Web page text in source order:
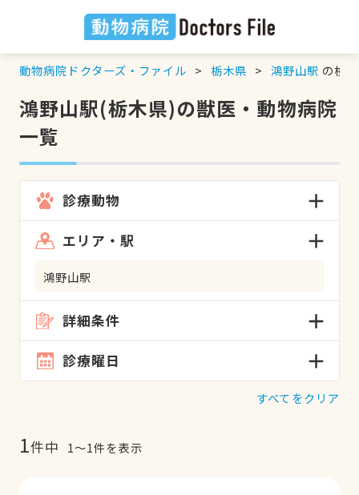
動物病院ドクターズ・ファイル 栃木県 鴻野山駅 の検
鴻野山駅(栃木県)の獣医・動物病院
一覧
診療動物
エリア・駅
鴻野山駅
詳細条件
診療曜日
すべてをクリア
1件中 1〜1件を表示